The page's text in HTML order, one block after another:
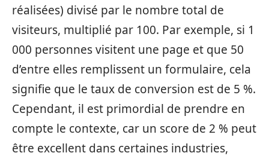
réalisées) divisé par le nombre total de
visiteurs, multiplié par 100. Par exemple, si 1
000 personnes visitent une page et que 50
d’entre elles remplissent un formulaire, cela
signifie que le taux de conversion est de 5 %.
Cependant, il est primordial de prendre en
compte le contexte, car un score de 2 % peut
être excellent dans certaines industries,